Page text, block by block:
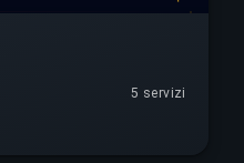
5 servizi